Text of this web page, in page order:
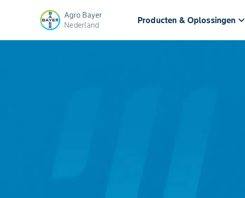
Agro Bayer
Nederland
Producten & Oplossingen keyboard_arrow_down